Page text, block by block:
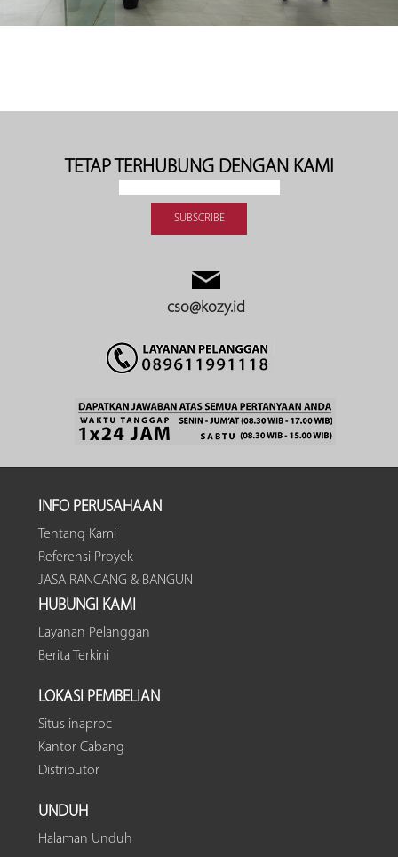
TETAP TERHUBUNG DENGAN KAMI
cso@kozy.id
INFO PERUSAHAAN
Tentang Kami
Referensi Proyek
JASA RANCANG & BANGUN
HUBUNGI KAMI
Layanan Pelanggan
Berita Terkini
LOKASI PEMBELIAN
Situs inaproc
Kantor Cabang
Distributor
UNDUH
Halaman Unduh